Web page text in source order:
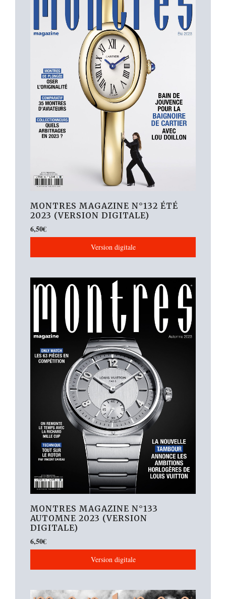
MONTRES MAGAZINE N°132 ÉTÉ
2023 (VERSION DIGITALE)
6,50€
MONTRES MAGAZINE N°133
AUTOMNE 2023 (VERSION
DIGITALE)
6,50€